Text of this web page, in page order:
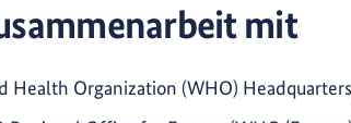
mit
Health Organization (WHO)